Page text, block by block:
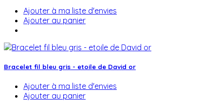
Ajouter à ma liste d'envies
Ajouter au panier
Bracelet fil bleu gris - etoile de David or
Ajouter à ma liste d'envies
Ajouter au panier